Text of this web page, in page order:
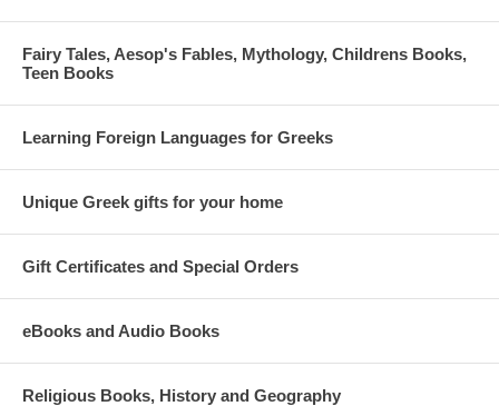
Fairy Tales, Aesop's Fables, Mythology, Childrens Books,
Teen Books
Learning Foreign Languages for Greeks
Unique Greek gifts for your home
Gift Certificates and Special Orders
eBooks and Audio Books
Religious Books, History and Geography